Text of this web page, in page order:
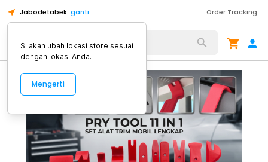
Jabodetabek ganti Order Tracking
Alat Kopi
Silakan ubah lokasi store sesuai
dengan lokasi Anda.
Mengerti